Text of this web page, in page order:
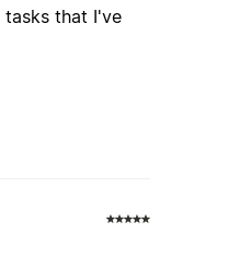
tasks that I've